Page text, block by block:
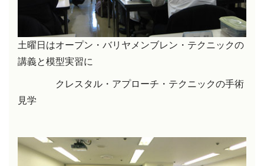
土曜日はオープン・バリヤメンブレン・テクニックの
講義と模型実習に
クレスタル・アプローチ・テクニックの手術
見学